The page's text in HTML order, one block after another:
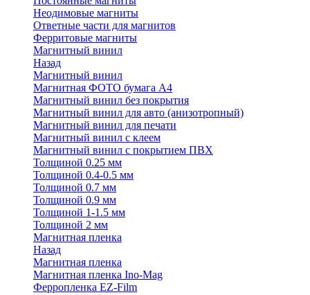
Неодимовые магниты
Ответные части для магнитов
Ферритовые магниты
Магнитный винил
Назад
Магнитный винил
Магнитная ФОТО бумага А4
Магнитный винил без покрытия
Магнитный винил для авто (анизотропный)
Магнитный винил для печати
Магнитный винил с клеем
Магнитный винил с покрытием ПВХ
Толщиной 0.25 мм
Толщиной 0.4-0.5 мм
Толщиной 0.7 мм
Толщиной 0.9 мм
Толщиной 1-1.5 мм
Толщиной 2 мм
Магнитная пленка
Назад
Магнитная пленка
Магнитная пленка Ino-Mag
Ферропленка EZ-Film